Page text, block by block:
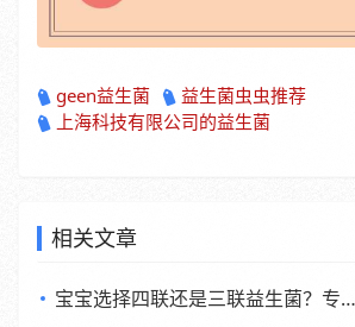
geen益生菌
益生菌虫虫推荐
上海科技有限公司的益生菌
相关文章
宝宝选择四联还是三联益生菌？专家观点大，妈妈们必看